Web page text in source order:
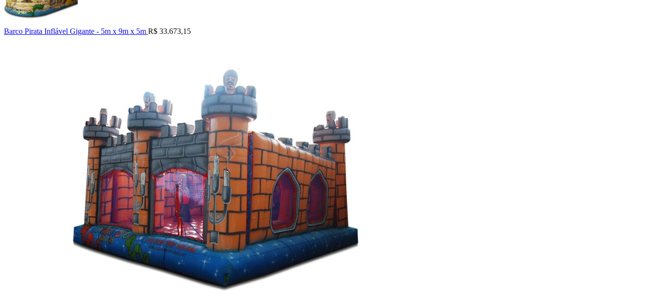
Barco Pirata Inflável Gigante - 5m x 9m x 5m R$ 33.673,15